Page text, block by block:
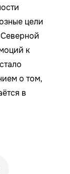
цели
Северной
к
о том,
в